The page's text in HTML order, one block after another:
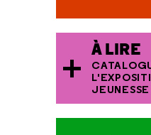
À LIRE
JEUNESSE